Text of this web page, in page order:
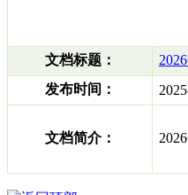
文档标题：
发布时间：
文档简介：